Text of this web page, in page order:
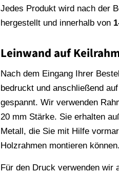
Jedes Produkt wird nach der
hergestellt und innerhalb von
Leinwand auf
Nach dem Eingang Ihrer
bedruckt und anschließend
gespannt. Wir verwenden
20 mm Stärke. Sie erhalten
Metall, die Sie mit Hilfe
Holzrahmen montieren können.
Für den Druck verwenden wir